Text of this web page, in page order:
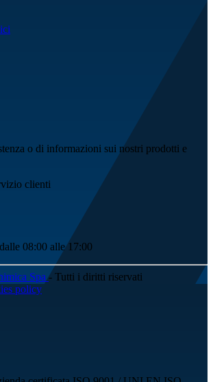
o di informazioni sui nostri prodotti e
clienti
08:00 alle 17:00
Spa- Tutti i diritti riservati
policy